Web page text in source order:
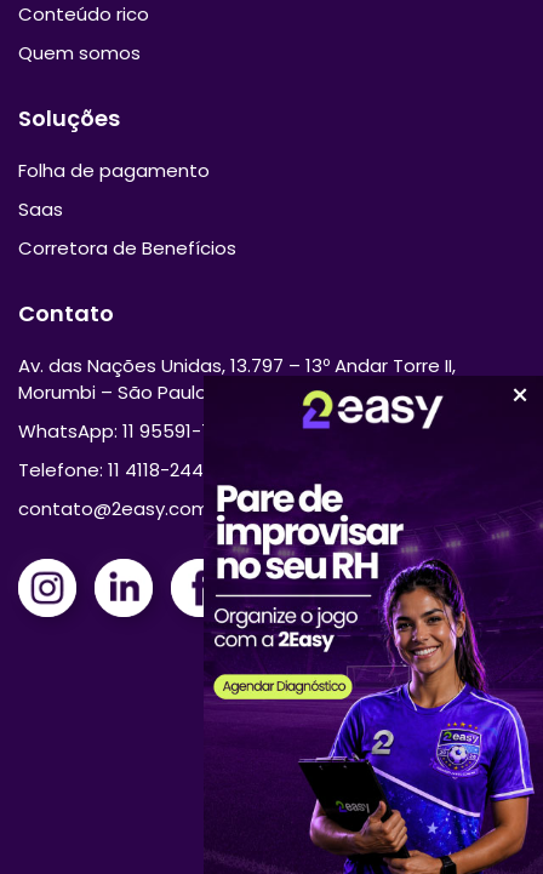
Conteúdo rico
Quem somos
Soluções
Folha de pagamento
Saas
Corretora de Benefícios
Contato
Av. das Nações Unidas, 13.797 – 13º Andar Torre II,
Morumbi – São Paulo/SP 04794-000
WhatsApp: 11 95591-7870
Telefone: 11 4118-2444
contato@2easy.com.br